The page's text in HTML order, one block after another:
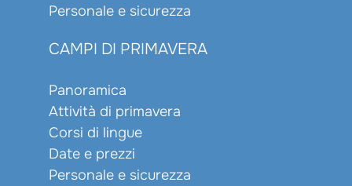
Personale e sicurezza
CAMPI DI PRIMAVERA
Panoramica
Attività di primavera
Corsi di lingue
Date e prezzi
Personale e sicurezza